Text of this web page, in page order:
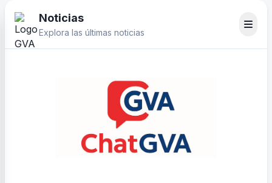
Noticias
Explora las últimas noticias